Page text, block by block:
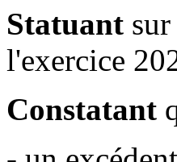
Statuant
l'exercice
Constatant